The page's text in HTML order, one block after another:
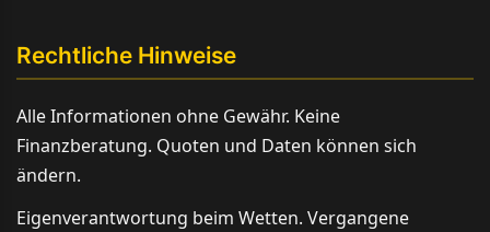
Rechtliche Hinweise
Alle Informationen ohne Gewähr. Keine
Finanzberatung. Quoten und Daten können sich
ändern.
Eigenverantwortung beim Wetten. Vergangene